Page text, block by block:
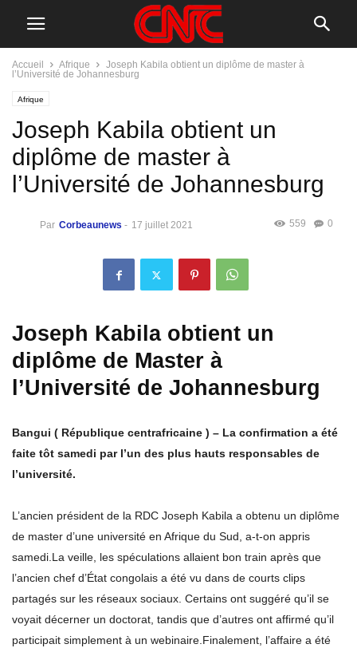
Accueil Afrique
Joseph Kabila obtient un diplôme de master à
l’Université de Johannesburg
Afrique
Joseph Kabila obtient un
diplôme de master à
l’Université de Johannesburg
Par Corbeaunews - 17 juillet 2021 0
559
Joseph Kabila obtient un
diplôme de Master à
l’Université de Johannesburg
Bangui ( République centrafricaine ) – La confirmation a été
faite tôt samedi par l’un des plus hauts responsables de
l’université.
L’ancien président de la RDC Joseph Kabila a obtenu un diplôme
de master d’une université en Afrique du Sud, a-t-on appris
samedi.La veille, les spéculations allaient bon train après que
l’ancien chef d’État congolais a été vu dans de courts clips
partagés sur les réseaux sociaux. Certains ont suggéré qu’il se
voyait décerner un doctorat, tandis que d’autres ont affirmé qu’il
participait simplement à un webinaire.Finalement, l’affaire a été